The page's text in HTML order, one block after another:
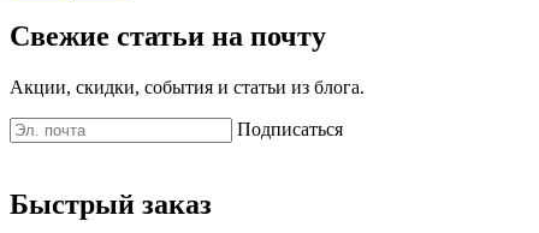
Свежие статьи на почту
Акции, скидки, события и статьи из блога.
Подписаться
Быстрый заказ